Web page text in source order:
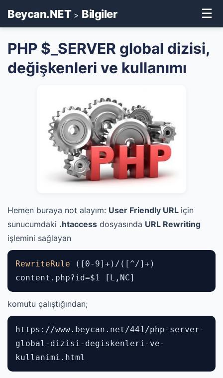
Beycan.NET> Bilgiler ☰
PHP $_SERVER global dizisi,
değişkenleri ve kullanımı
Hemen buraya not alayım: User Friendly URL için
sunucumdaki .htaccess dosyasında URL Rewriting
işlemini sağlayan
RewriteRule ([0-9]+)/([^/]+)
content.php?id=$1 [L,NC]
komutu çalıştığından;
https://www.beycan.net/441/php-server-
global-dizisi-degiskenleri-ve-
kullanimi.html